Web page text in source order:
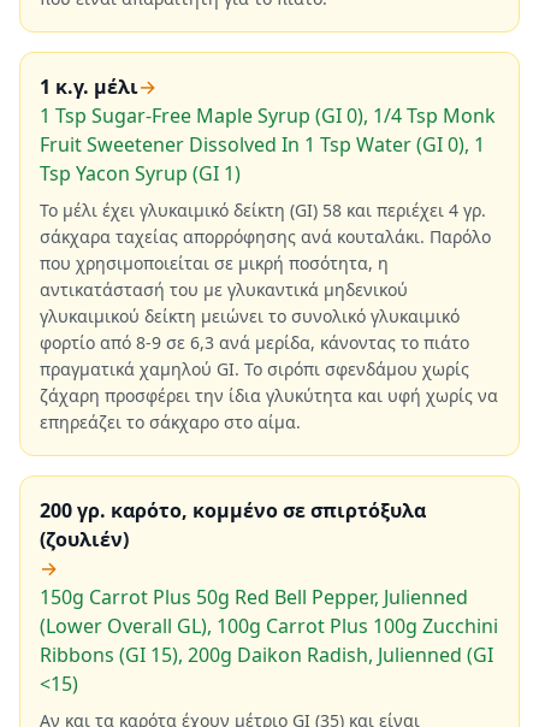
1 κ.γ. μέλι→
1 Tsp Sugar-Free Maple Syrup (GI 0), 1/4 Tsp Monk
Fruit Sweetener Dissolved In 1 Tsp Water (GI 0), 1
Tsp Yacon Syrup (GI 1)
Το μέλι έχει γλυκαιμικό δείκτη (GI) 58 και περιέχει 4 γρ.
σάκχαρα ταχείας απορρόφησης ανά κουταλάκι. Παρόλο
που χρησιμοποιείται σε μικρή ποσότητα, η
αντικατάστασή του με γλυκαντικά μηδενικού
γλυκαιμικού δείκτη μειώνει το συνολικό γλυκαιμικό
φορτίο από 8-9 σε 6,3 ανά μερίδα, κάνοντας το πιάτο
πραγματικά χαμηλού GI. Το σιρόπι σφενδάμου χωρίς
ζάχαρη προσφέρει την ίδια γλυκύτητα και υφή χωρίς να
επηρεάζει το σάκχαρο στο αίμα.
200 γρ. καρότο, κομμένο σε σπιρτόξυλα
(ζουλιέν)
→
150g Carrot Plus 50g Red Bell Pepper, Julienned
(Lower Overall GL), 100g Carrot Plus 100g Zucchini
Ribbons (GI 15), 200g Daikon Radish, Julienned (GI
<15)
Αν και τα καρότα έχουν μέτριο GI (35) και είναι